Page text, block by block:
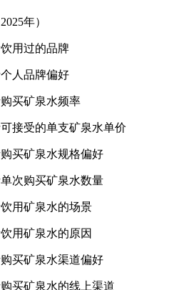
年）
用过的品牌
人品牌偏好
买矿泉水频率
接受的单支矿泉水单价
买矿泉水规格偏好
次购买矿泉水数量
用矿泉水的场景
用矿泉水的原因
买矿泉水渠道偏好